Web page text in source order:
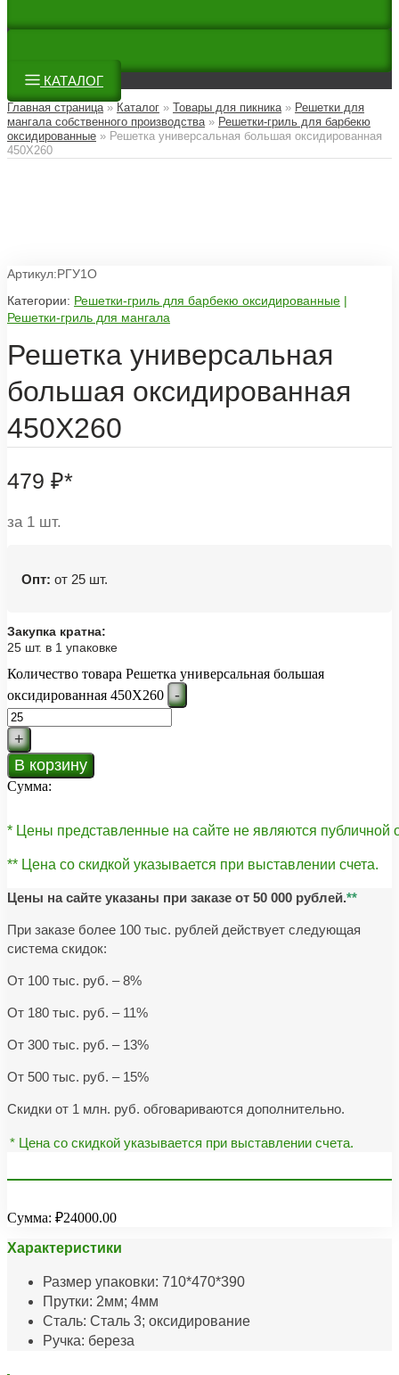
КАТАЛОГ
Главная страница» Каталог » Товары для пикника» Решетки для
мангала собственного производства» Решетки-гриль для барбекю
оксидированные » Решетка универсальная большая оксидированная
450Х260
Артикул:РГУ1О
Категории: Решетки-гриль для барбекю оксидированные |
Решетки-гриль для мангала
Решетка универсальная
большая оксидированная
450Х260
479 ₽*
за 1 шт.
Опт: от 25 шт.
Закупка кратна:
25 шт. в 1 упаковке
Количество товара Решетка универсальная большая
оксидированная 450Х260
-
+
В корзину
Сумма:
* Цены представленные на сайте не являются публичной
** Цена со скидкой указывается при выставлении счета.
Цены на сайте указаны при заказе от 50 000 рублей.**
При заказе более 100 тыс. рублей действует следующая
система скидок:
От 100 тыс. руб. – 8%
От 180 тыс. руб. – 11%
От 300 тыс. руб. – 13%
От 500 тыс. руб. – 15%
Скидки от 1 млн. руб. обговариваются дополнительно.
* Цена со скидкой указывается при выставлении счета.
Сумма: ₽24000.00
Характеристики
Размер упаковки: 710*470*390
Прутки: 2мм; 4мм
Сталь: Сталь 3; оксидирование
Ручка: береза